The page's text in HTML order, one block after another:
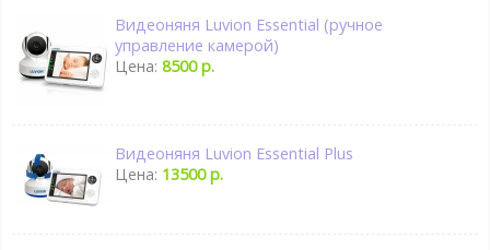
Видеоняня Luvion Essential (ручное
управление камерой)
Цена:8500 р.
Видеоняня Luvion Essential Plus
Цена: 13500 р.